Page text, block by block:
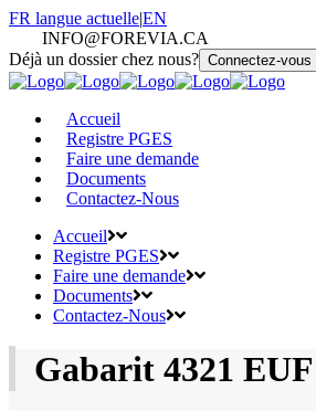
FR langue actuelle|EN
INFO@FOREVIA.CA
Déjà un dossier chez nous? Connectez-vous
Accueil
Registre PGES
Faire une demande
Documents
Contactez-Nous
Accueil
Registre PGES
Faire une demande
Documents
Contactez-Nous
Gabarit 4321 EUF